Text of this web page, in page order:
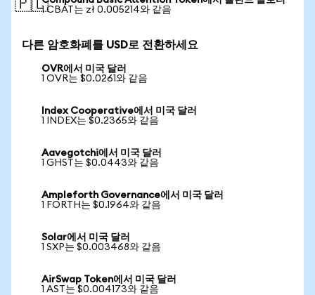
🇵🇱1 CBAT는 zł 0.005214와 같음
다른 암호화폐를 USD로 전환하세요
OVR에서 미국 달러
1 OVR는 $0.0261와 같음
Index Cooperative에서 미국 달러
1 INDEX는 $0.2365와 같음
Aavegotchi에서 미국 달러
1 GHST는 $0.0443와 같음
Ampleforth Governance에서 미국 달러
1 FORTH는 $0.1964와 같음
Solar에서 미국 달러
1 SXP는 $0.003468와 같음
AirSwap Token에서 미국 달러
1 AST는 $0.004173와 같음